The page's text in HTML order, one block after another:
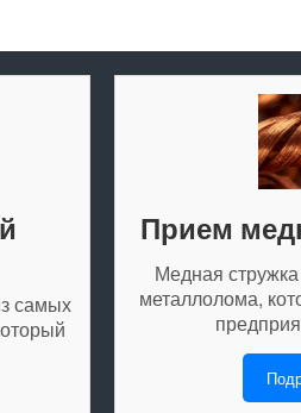
самых
Прием
Медная
металлолома,